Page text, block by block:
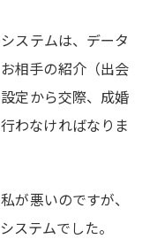
ステムは、データ
相手の紹介（出会
定から交際、成婚
わなければなりま
が悪いのですが、
ステムでした。